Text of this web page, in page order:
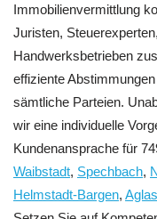
Immobilienvermittlung
Juristen,
Handwerksbetrieben
effiziente
sämtliche Parteien.
wir eine individuelle
Kundenansprache für
Waibstadt, Spechbach,
Helmstadt-Bargen,